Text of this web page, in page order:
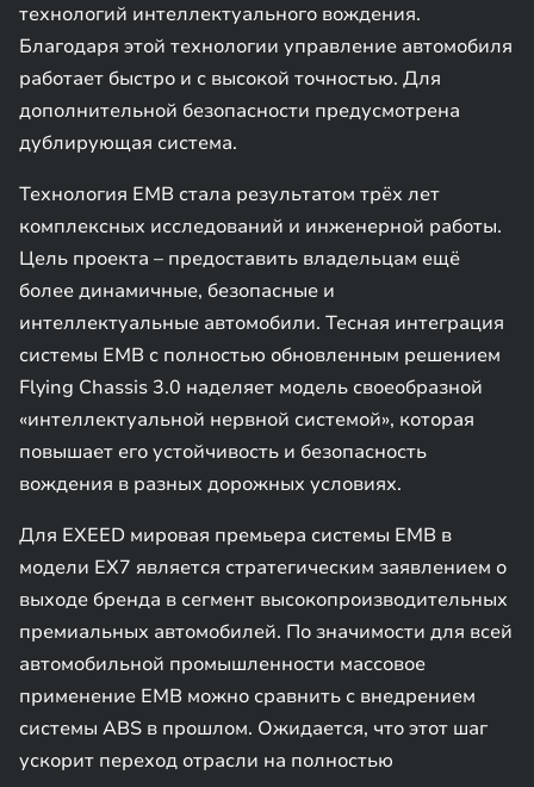
технологий интеллектуального вождения.
Благодаря этой технологии управление автомобиля
работает быстро и с высокой точностью. Для
дополнительной безопасности предусмотрена
дублирующая система.
Технология EMB стала результатом трёх лет
комплексных исследований и инженерной работы.
Цель проекта – предоставить владельцам ещё
более динамичные, безопасные и
интеллектуальные автомобили. Тесная интеграция
системы EMB с полностью обновленным решением
Flying Chassis 3.0 наделяет модель своеобразной
«интеллектуальной нервной системой», которая
повышает его устойчивость и безопасность
вождения в разных дорожных условиях.
Для EXEED мировая премьера системы EMB в
модели EX7 является стратегическим заявлением о
выходе бренда в сегмент высокопроизводительных
премиальных автомобилей. По значимости для всей
автомобильной промышленности массовое
применение EMB можно сравнить с внедрением
системы ABS в прошлом. Ожидается, что этот шаг
ускорит переход отрасли на полностью